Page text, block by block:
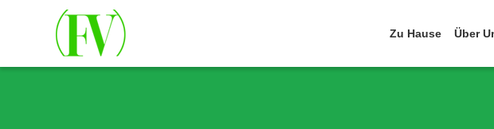
Zu Hause Über